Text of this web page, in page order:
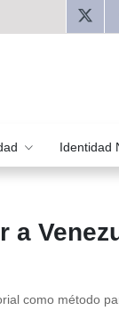
Identidad
a
como método